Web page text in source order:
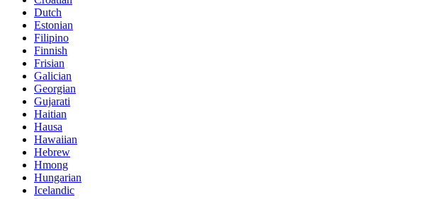
Dutch
Estonian
Filipino
Finnish
Frisian
Galician
Georgian
Gujarati
Haitian
Hausa
Hawaiian
Hebrew
Hmong
Hungarian
Icelandic